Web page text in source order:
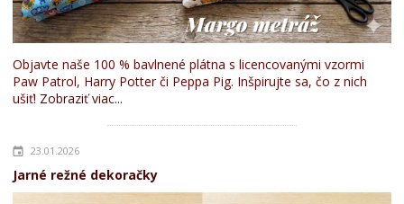
Objavte naše 100 % bavlnené plátna s licencovanými vzormi
Paw Patrol, Harry Potter či Peppa Pig. Inšpirujte sa, čo z nich
ušiť! Zobraziť viac...
23.01.2026
Jarné režné dekoračky